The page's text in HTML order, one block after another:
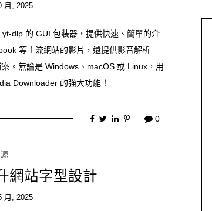
月, 2025
dlp 的 GUI 包裝器，提供快速、簡單的介
等主流網站的影片，還提供影音解析
。無論是 Windows、macOS 或 Linux，用
Downloader 的強大功能！
0
網站字型設計
月, 2025